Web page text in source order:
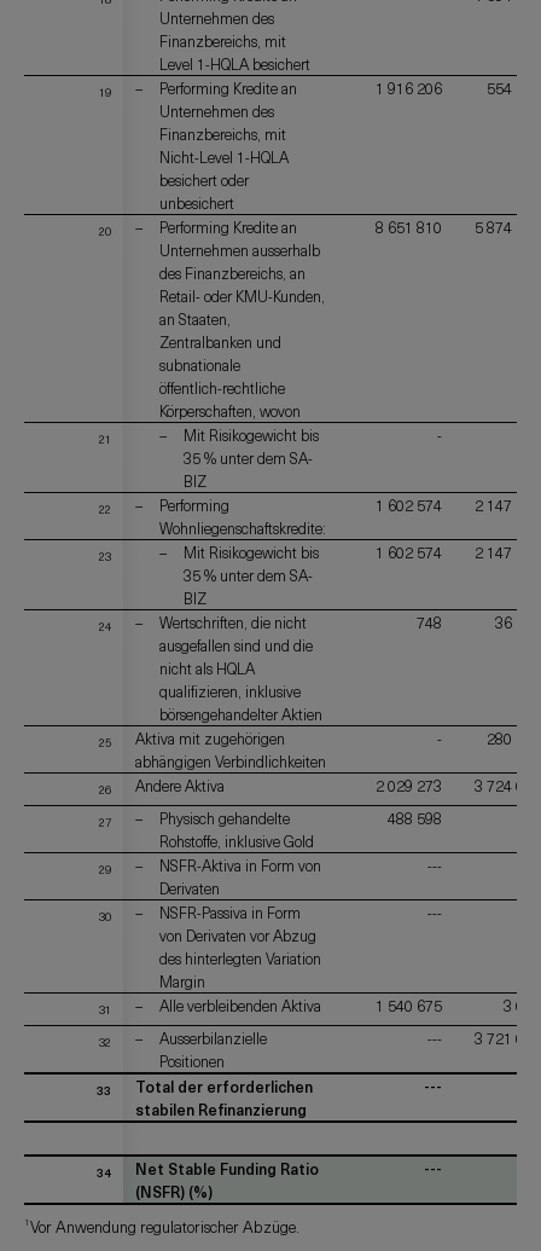
Unternehmen des
Finanzbereichs, mit
Level 1-HQLA besichert
19
Performing Kredite an
Unternehmen des
Finanzbereichs, mit
Nicht-Level 1-HQLA
besichert oder
unbesichert
1 916 206 554 213
20
Performing Kredite an
Unternehmen ausserhalb
des Finanzbereichs, an
Retail- oder KMU-Kunden,
an Staaten,
Zentralbanken und
subnationale
öffentlich-rechtliche
Körperschaften, wovon
8 651 810 5 874 590
21
Mit Risikogewicht bis
35 % unter dem SA-
BIZ
-
22
Performing
Wohnliegenschaftskredite:
1 602 574 2 147 517
23
Mit Risikogewicht bis
35 % unter dem SA-
BIZ
1 602 574 2 147 517
24
Wertschriften, die nicht
ausgefallen sind und die
nicht als HQLA
qualifizieren, inklusive
börsengehandelter Aktien
748 36 532
25
Aktiva mit zugehörigen
abhängigen Verbindlichkeiten
- 280 283
26 Andere Aktiva 2 029 273 3 724 085
27
Physisch gehandelte
Rohstoffe, inklusive Gold
488 598
29
NSFR-Aktiva in Form von
Derivaten
---
30
NSFR-Passiva in Form
von Derivaten vor Abzug
des hinterlegten Variation
Margin
---
31 Alle verbleibenden Aktiva 1 540 675 3 076
32
Ausserbilanzielle
Positionen
--- 3 721 008
33
Total der erforderlichen
stabilen Refinanzierung
---
34
Net Stable Funding Ratio
(NSFR) (%)
---
1Vor Anwendung regulatorischer Abzüge.